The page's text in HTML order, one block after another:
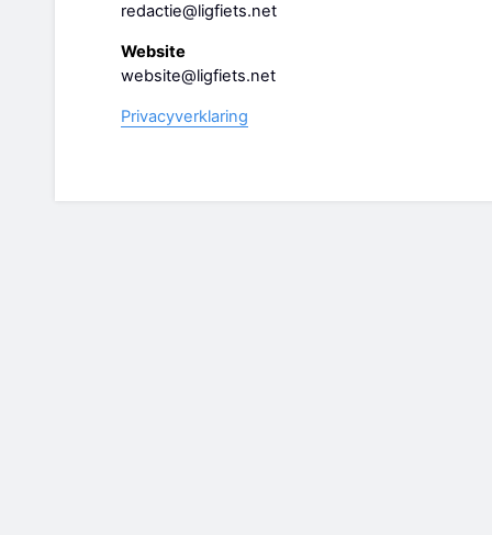
redactie@ligfiets.net
Website
website@ligfiets.net
Privacyverklaring